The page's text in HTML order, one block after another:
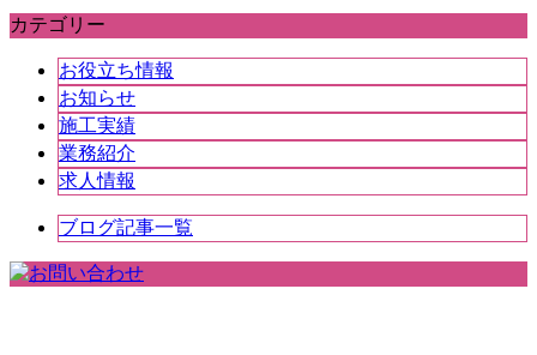
カテゴリー
お役立ち情報
お知らせ
施工実績
業務紹介
求人情報
ブログ記事一覧